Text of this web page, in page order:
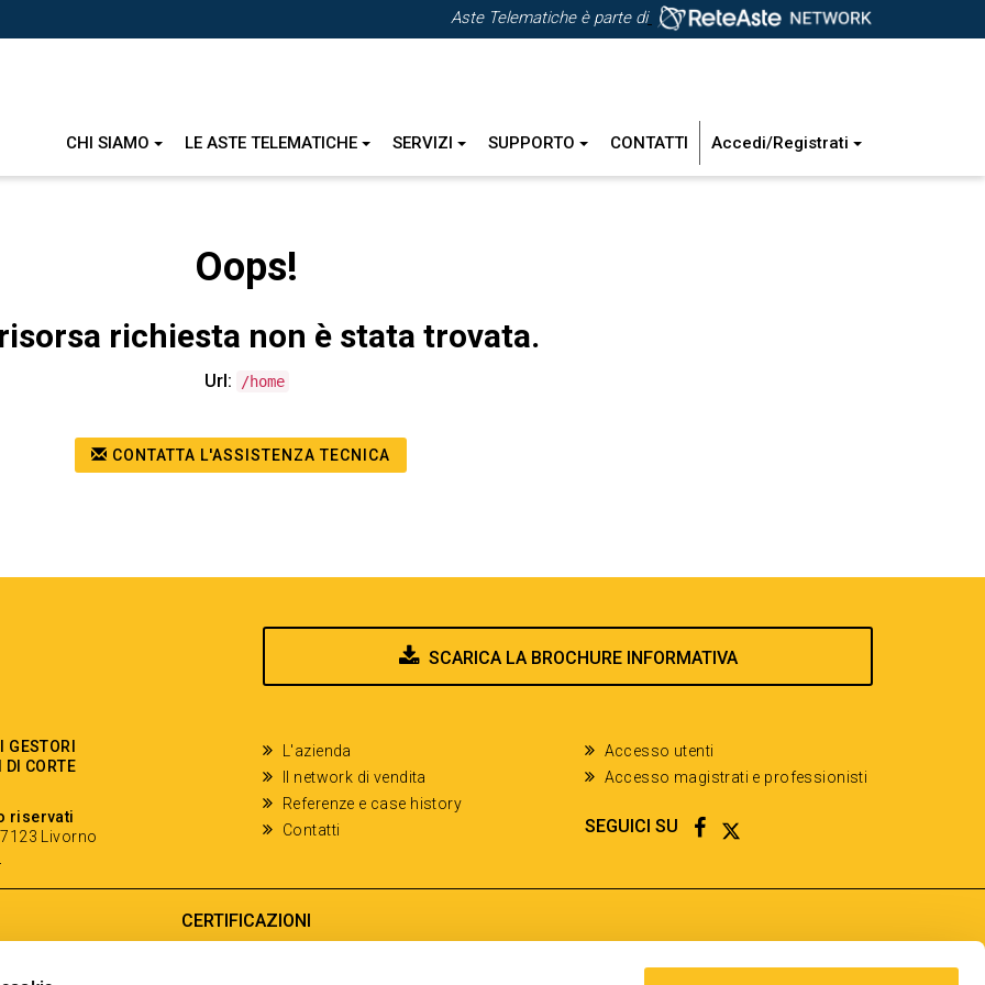
Aste Telematiche è parte di
CHI SIAMO LE ASTE TELEMATICHE SERVIZI SUPPORTO CONTATTI Accedi/Registrati
Oops!
richiesta non è stata trovata.
Url: /home
CONTATTA L'ASSISTENZA TECNICA
SCARICA LA BROCHURE INFORMATIVA
DI CORTE
riservati
Livorno
L'azienda
Il network di vendita
Referenze e case history
Contatti
Accesso utenti
Accesso magistrati e professionisti
SEGUICI SU FACEBOOK
TWITTER
CERTIFICAZIONI